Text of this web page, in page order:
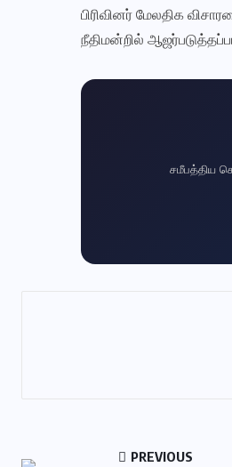
பிரிவினர் மேலதிக
நீதிமன்றில்
சமீபத்திய
PREVIOUS